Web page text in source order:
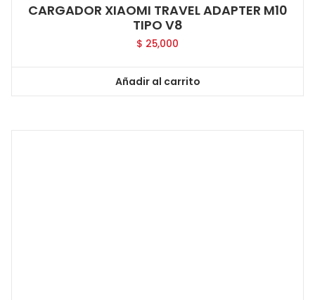
CARGADOR XIAOMI TRAVEL ADAPTER M10
TIPO V8
$ 25,000
Añadir al carrito